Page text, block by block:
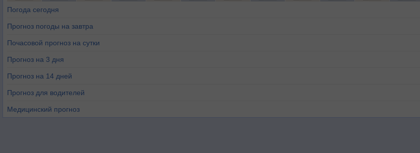
Погода сегодня
Прогноз погоды на завтра
Почасовой прогноз на сутки
Прогноз на 3 дня
Прогноз на 14 дней
Прогноз для водителей
Медицинский прогноз